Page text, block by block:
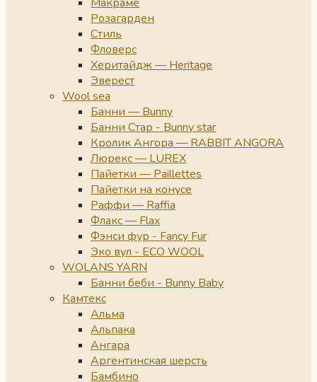
Розагарден
Стиль
Фловерс
Херитайдж — Heritage
Эверест
Wool sea
Банни — Bunny
Банни Стар - Bunny star
Кролик Ангора — RABBIT ANGORA
Люрекс — LUREX
Пайетки — Paillettes
Пайетки на конусе
Раффи — Raffia
Флакс — Flax
Фэнси фур - Fancy Fur
Эко вул - ECO WOOL
WOLANS YARN
Банни беби - Bunny Baby
Камтекс
Альма
Альпака
Ангара
Аргентинская шерсть
Бамбино